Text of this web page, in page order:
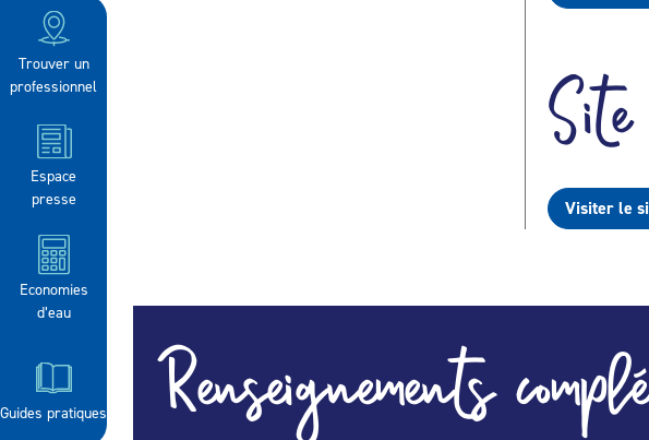
Trouver un
professionnel
Espace
presse
Economies
d’eau
Guides pratiques
Site
Visiter le
Renseignements